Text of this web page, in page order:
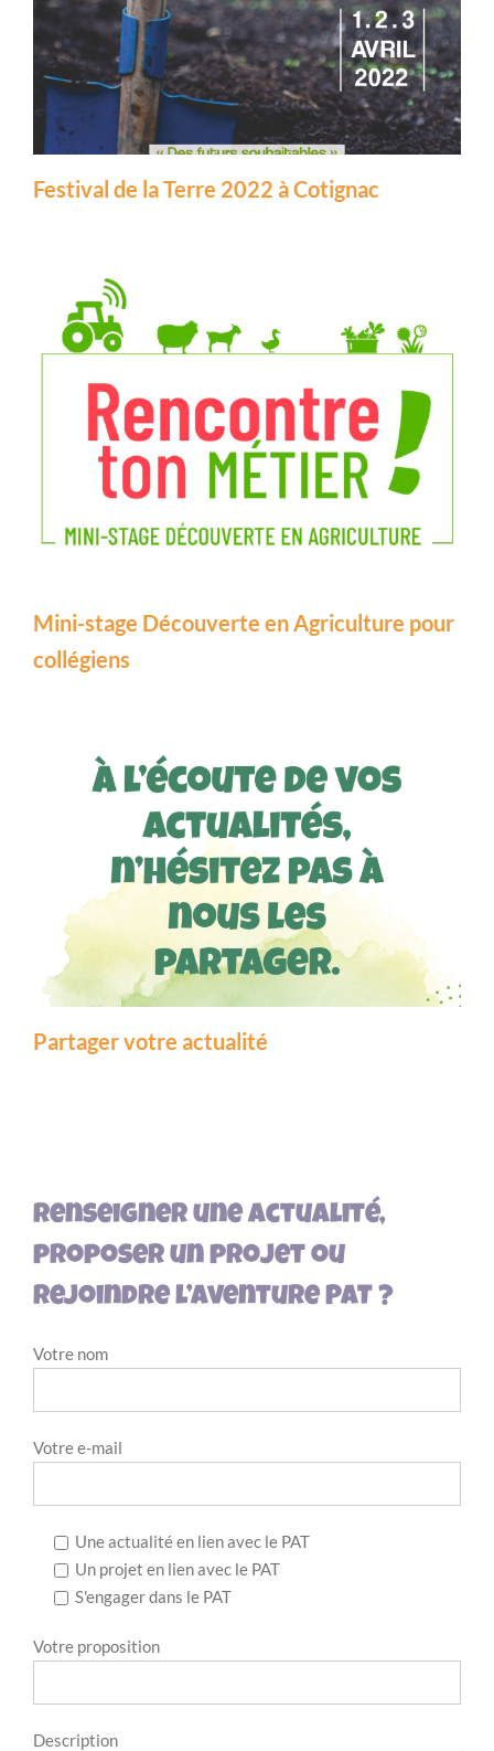
Festival de la Terre 2022 à Cotignac
Mini-stage Découverte en Agriculture pour
collégiens
Partager votre actualité
Renseigner une actualité,
proposer un projet ou
rejoindre l’aventure PAT ?
Votre nom
Votre e-mail
Une actualité en lien avec le PAT
Un projet en lien avec le PAT
S'engager dans le PAT
Votre proposition
Description